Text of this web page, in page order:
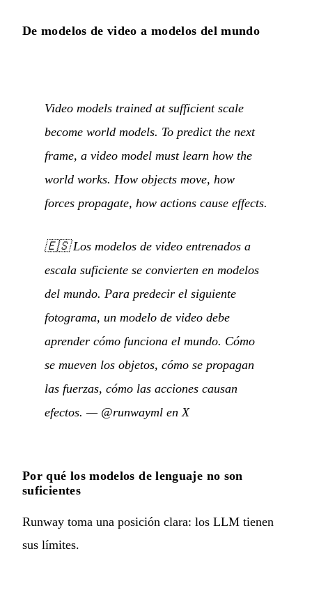
De modelos de video a modelos del mundo
Video models trained at sufficient scale
become world models. To predict the next
frame, a video model must learn how the
world works. How objects move, how
forces propagate, how actions cause effects.
🇪🇸Los modelos de video entrenados a
escala suficiente se convierten en modelos
del mundo. Para predecir el siguiente
fotograma, un modelo de video debe
aprender cómo funciona el mundo. Cómo
se mueven los objetos, cómo se propagan
las fuerzas, cómo las acciones causan
efectos. — @runwayml en X
Por qué los modelos de lenguaje no son
suficientes
Runway toma una posición clara: los LLM tienen
sus límites.